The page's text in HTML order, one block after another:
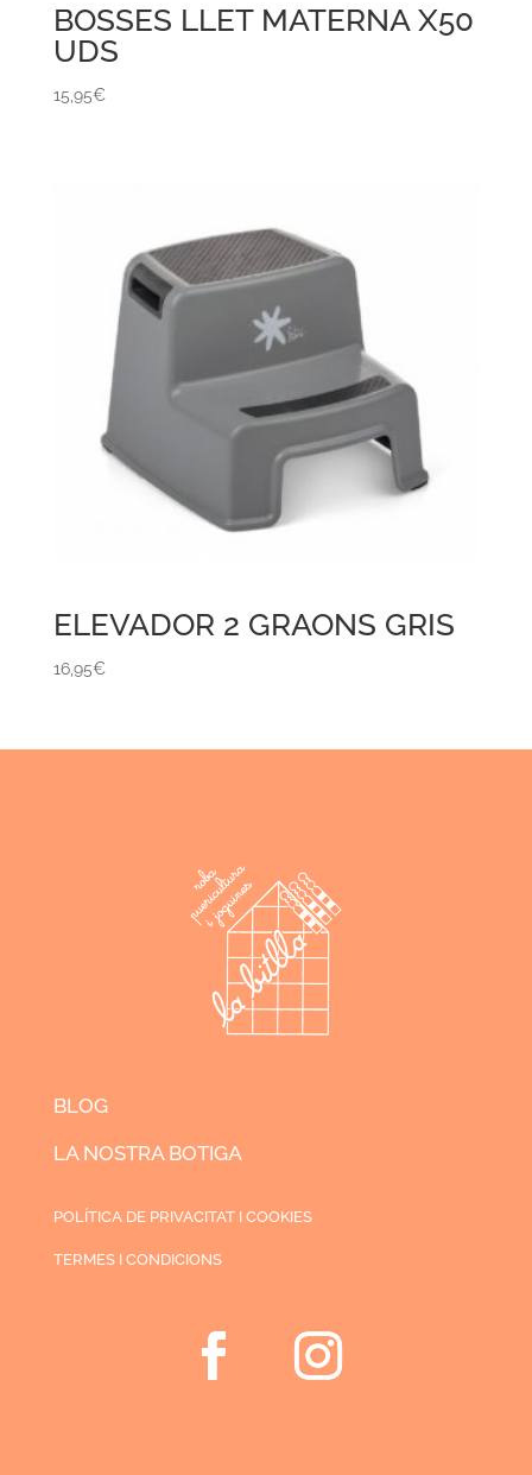
BOSSES LLET MATERNA X50
UDS
15,95€
ELEVADOR 2 GRAONS GRIS
16,95€
BLOG
LA NOSTRA BOTIGA
POLÍTICA DE PRIVACITAT I COOKIES
TERMES I CONDICIONS